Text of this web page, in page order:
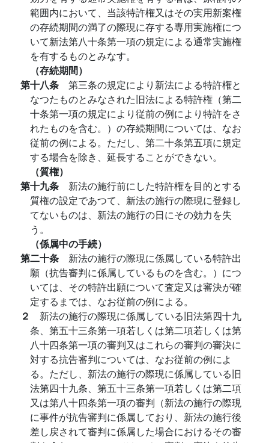
範囲内において、当該特許権又はその実用新案権
の存続期間の満了の際現に存する専用実施権につ
いて新法第八十条第一項の規定による通常実施権
を有するものとみなす。
（存続期間）
第十八条 第三条の規定により新法による特許権と
なつたものとみなされた旧法による特許権（第二
十条第一項の規定により従前の例により特許をさ
れたものを含む。）の存続期間については、なお
従前の例による。ただし、第二十条第五項に規定
する場合を除き、延長することができない。
（質権）
第十九条 新法の施行前にした特許権を目的とする
質権の設定であつて、新法の施行の際現に登録し
てないものは、新法の施行の日にその効力を失
う。
（係属中の手続）
第二十条 新法の施行の際現に係属している特許出
願（抗告審判に係属しているものを含む。）につ
いては、その特許出願について査定又は審決が確
定するまでは、なお従前の例による。
２ 新法の施行の際現に係属している旧法第四十九
条、第五十三条第一項若しくは第二項若しくは第
八十四条第一項の審判又はこれらの審判の審決に
対する抗告審判については、なお従前の例によ
る。ただし、新法の施行の際現に係属している旧
法第四十九条、第五十三条第一項若しくは第二項
又は第八十四条第一項の審判（新法の施行の際現
に事件が抗告審判に係属しており、新法の施行後
差し戻されて審判に係属した場合におけるその審